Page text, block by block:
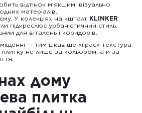
відтінок м’якшим, візуально
матеріалів.
У колекціях на кшталт KLINKER
підкреслює урбаністичний стиль,
для віталень і коридорів.
— тим цікавіше «грає» текстура.
не лише за кольором, а й за
дому
плитка